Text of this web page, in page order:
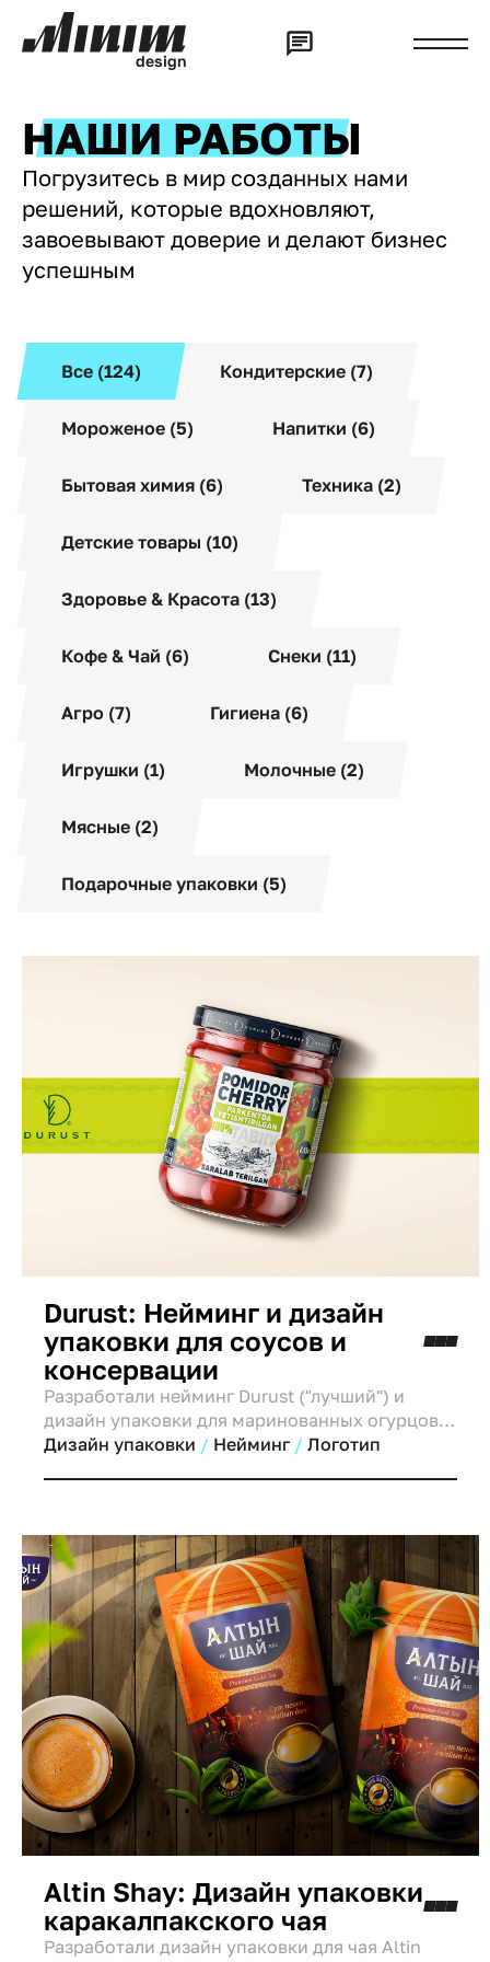
design
НАШИ РАБОТЫ
Погрузитесь в мир созданных нами
решений, которые вдохновляют,
завоевывают доверие и делают бизнес
успешным
Все (124) Кондитерские (7)
Мороженое (5) Напитки (6)
Бытовая химия (6) Техника (2)
Детские товары (10)
Здоровье & Красота (13)
Кофе & Чай (6) Снеки (11)
Агро (7) Гигиена (6)
Игрушки (1) Молочные (2)
Мясные (2)
Подарочные упаковки (5)
Durust: Нейминг и дизайн
упаковки для соусов и
консервации
Разработали нейминг Durust ("лучший") и
дизайн упаковки для маринованных огурцов,
помидоров и томатных соусов. Айдентика
Дизайн упаковки Нейминг Логотип
Altin Shay: Дизайн упаковки
каракалпакского чая
Разработали дизайн упаковки для чая Altin